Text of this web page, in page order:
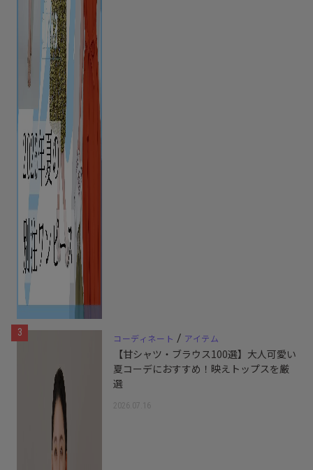
3 コーディネート / アイテム
【甘シャツ・ブラウス100選】大人可愛い
夏コーデにおすすめ！映えトップスを厳
選
2026.07.16